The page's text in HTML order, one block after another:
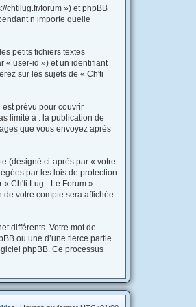
chtilug.fr/forum ») et phpBB
n’importe quelle
petits fichiers textes
« user-id ») et un identifiant
sur les sujets de « Ch'ti
prévu pour couvrir
limité à : la publication de
que vous envoyez après
(désigné ci-après par « votre
par les lois de protection
« Ch'ti Lug - Le Forum »
votre compte sera affichée
différents. Votre mot de
ou une d’une tierce partie
phpBB. Ce processus